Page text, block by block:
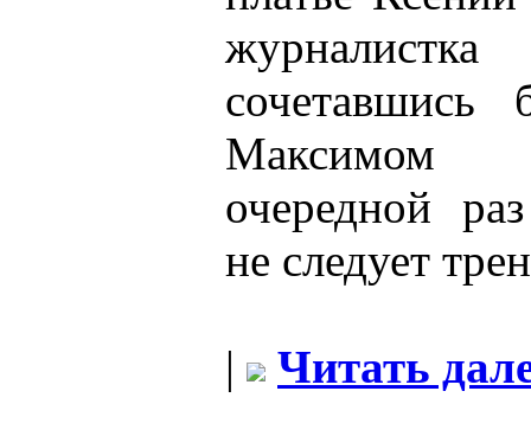
сочетавшись
Максимом
очередной
не следует
| Читать